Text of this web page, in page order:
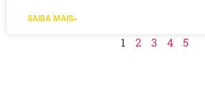
SAIBA MAIS»
1 2 3 4 5